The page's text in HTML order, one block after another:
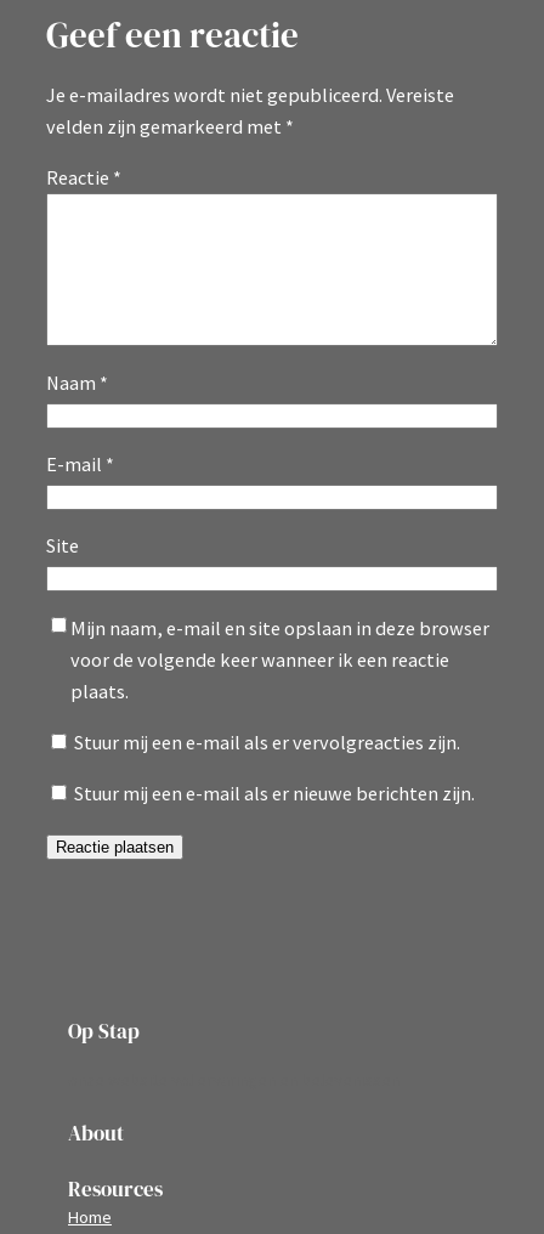
Geef een reactie
Je e-mailadres wordt niet gepubliceerd. Vereiste
velden zijn gemarkeerd met *
Reactie *
Naam *
E-mail *
Site
Mijn naam, e-mail en site opslaan in deze browser
voor de volgende keer wanneer ik een reactie
plaats.
Stuur mij een e-mail als er vervolgreacties zijn.
Stuur mij een e-mail als er nieuwe berichten zijn.
Op Stap
About
Resources
Home